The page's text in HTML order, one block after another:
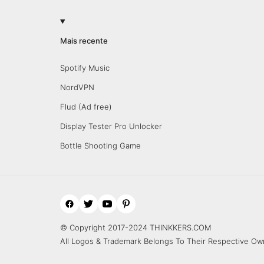
Mais recente
Spotify Music
NordVPN
Flud (Ad free)
Display Tester Pro Unlocker
Bottle Shooting Game
© Copyright 2017-2024 THINKKERS.COM
All Logos & Trademark Belongs To Their Respective